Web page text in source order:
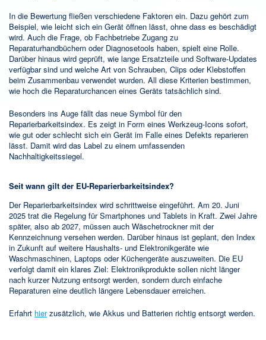
In die Bewertung fließen verschiedene Faktoren ein. Dazu gehört zum
Beispiel, wie leicht sich ein Gerät öffnen lässt, ohne dass es beschädigt
wird. Auch die Frage, ob Fachbetriebe Zugang zu
Reparaturhandbüchern oder Diagnosetools haben, spielt eine Rolle.
Darüber hinaus wird geprüft, wie lange Ersatzteile und Software-Updates
verfügbar sind und welche Art von Schrauben, Clips oder Klebstoffen
beim Zusammenbau verwendet wurden. All diese Kriterien bestimmen,
wie hoch die Reparaturchancen eines Geräts tatsächlich sind.
Besonders ins Auge fällt das neue Symbol für den
Reparierbarkeitsindex. Es zeigt in Form eines Werkzeug-Icons sofort,
wie gut oder schlecht sich ein Gerät im Falle eines Defekts reparieren
lässt. Damit wird das Label zu einem umfassenden
Nachhaltigkeitssiegel.
Seit wann gilt der EU-Reparierbarkeitsindex?
Der Reparierbarkeitsindex wird schrittweise eingeführt. Am 20. Juni
2025 trat die Regelung für Smartphones und Tablets in Kraft. Zwei Jahre
später, also ab 2027, müssen auch Wäschetrockner mit der
Kennzeichnung versehen werden. Darüber hinaus ist geplant, den Index
in Zukunft auf weitere Haushalts- und Elektronikgeräte wie
Waschmaschinen, Laptops oder Küchengeräte auszuweiten. Die EU
verfolgt damit ein klares Ziel: Elektronikprodukte sollen nicht länger
nach kurzer Nutzung entsorgt werden, sondern durch einfache
Reparaturen eine deutlich längere Lebensdauer erreichen.
Erfahrt hierzusätzlich, wie Akkus und Batterien richtig entsorgt werden.